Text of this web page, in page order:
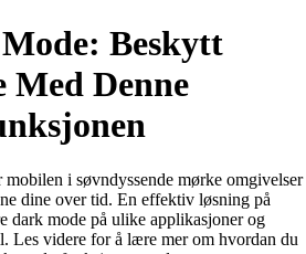
Beskytt
Med Denne
i søvndyssende mørke omgivelser
dine over tid. En effektiv løsning på
dark mode på ulike applikasjoner og
Les videre for å lære mer om hvordan du